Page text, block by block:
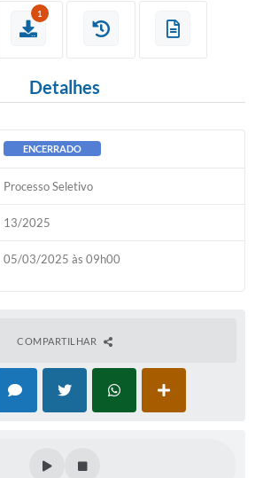
1
Detalhes
ENCERRADO
Processo Seletivo
13/2025
05/03/2025 às 09h00
COMPARTILHAR